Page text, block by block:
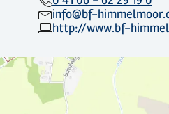
info@bf-
http://www.bf-